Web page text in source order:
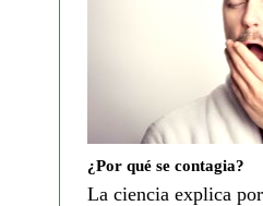
¿Por qué se contagia?
La ciencia explica